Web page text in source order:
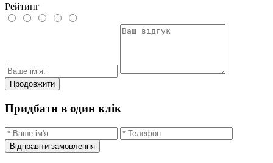
Рейтинг
Продовжити
Придбати в один клік
Відправіти замовлення